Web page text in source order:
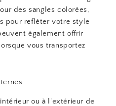
des sangles colorées,
pour refléter votre style
également offrir
vous transportez
ou à l’extérieur de